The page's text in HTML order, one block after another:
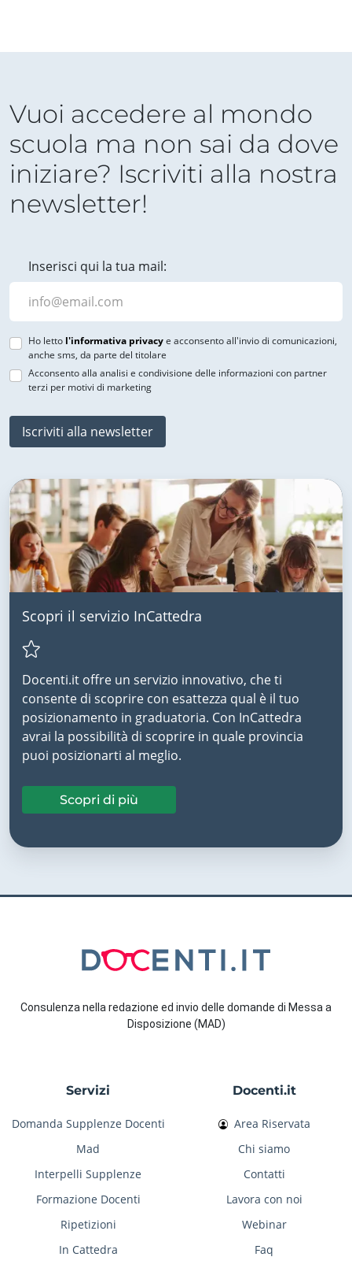
Vuoi accedere al mondo
scuola ma non sai da dove
iniziare? Iscriviti alla nostra
newsletter!
Inserisci qui la tua mail:
Ho letto l'informativa privacye acconsento all'invio di comunicazioni,
anche sms, da parte del titolare
Acconsento alla analisi e condivisione delle informazioni con partner
terzi per motivi di marketing
Iscriviti alla newsletter
Scopri il servizio InCattedra
Docenti.it offre un servizio innovativo, che ti
consente di scoprire con esattezza qual è il tuo
posizionamento in graduatoria. Con InCattedra
avrai la possibilità di scoprire in quale provincia
puoi posizionarti al meglio.
Scopri di più
Consulenza nella redazione ed invio delle domande di Messa a
Disposizione (MAD)
Servizi
Domanda Supplenze Docenti
Mad
Interpelli Supplenze
Formazione Docenti
Ripetizioni
In Cattedra
Docenti.it
Area Riservata
Chi siamo
Contatti
Lavora con noi
Webinar
Faq